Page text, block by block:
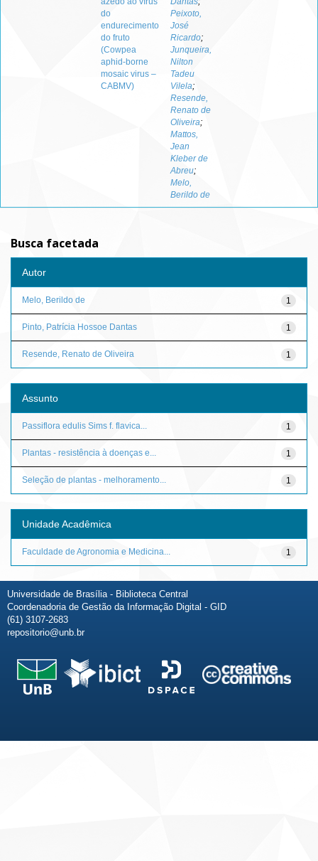
do
endurecimento
do fruto
(Cowpea
aphid-borne
mosaic virus –
CABMV)
Peixoto,
José
Ricardo;
Junqueira,
Nilton
Tadeu
Vilela;
Resende,
Renato de
Oliveira;
Mattos,
Jean
Kleber de
Abreu;
Melo,
Berildo de
Busca facetada
Autor
1
Melo, Berildo de
1
Pinto, Patrícia Hossoe Dantas
1
Resende, Renato de Oliveira
Assunto
1
Passiflora edulis Sims f. flavica...
1
Plantas - resistência à doenças e...
1
Seleção de plantas - melhoramento...
Unidade Acadêmica
1
Faculdade de Agronomia e Medicina...
Universidade de Brasília - Biblioteca Central
Coordenadoria de Gestão da Informação Digital - GID
(61) 3107-2683
repositorio@unb.br